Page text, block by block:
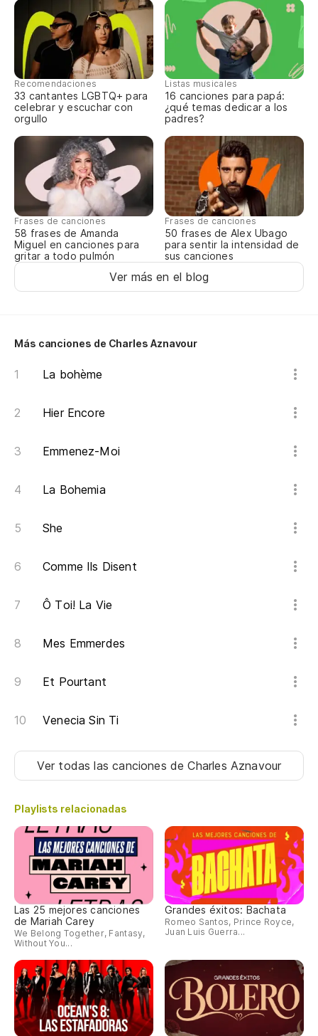
Recomendaciones
33 cantantes LGBTQ+ para
celebrar y escuchar con
orgullo
Listas musicales
16 canciones para papá:
¿qué temas dedicar a los
padres?
Frases de canciones
58 frases de Amanda
Miguel en canciones para
gritar a todo pulmón
Frases de canciones
50 frases de Alex Ubago
para sentir la intensidad de
sus canciones
Ver más en el blog
Más canciones de Charles Aznavour
La bohème
Hier Encore
Emmenez-Moi
La Bohemia
She
Comme Ils Disent
Ô Toi! La Vie
Mes Emmerdes
Et Pourtant
Venecia Sin Ti
Ver todas las canciones de Charles Aznavour
Playlists relacionadas
Las 25 mejores canciones
de Mariah Carey
We Belong Together, Fantasy,
Without You...
Grandes éxitos: Bachata
Romeo Santos, Prince Royce,
Juan Luis Guerra...